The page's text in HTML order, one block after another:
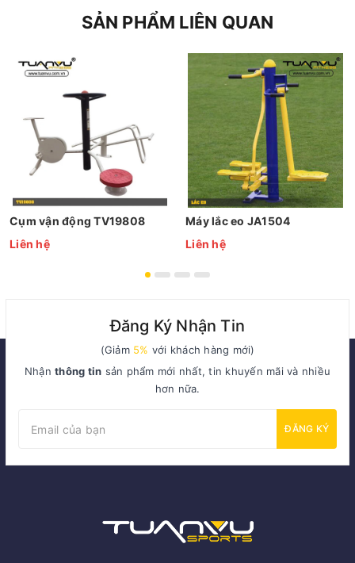
SẢN PHẨM LIÊN QUAN
Cụm vận động TV19808
Liên hệ
Máy lắc eo JA1504
Liên hệ
Đăng Ký Nhận Tin
(Giảm 5% với khách hàng mới)
Nhậnthông tin sản phẩm mới nhất, tin khuyến mãi và nhiều
hơn nữa.
ĐĂNG KÝ